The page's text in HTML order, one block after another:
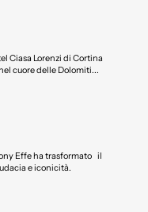
Ciasa Lorenzi di Cortina
cuore delle Dolomiti...
Effe ha trasformato il
e iconicità.